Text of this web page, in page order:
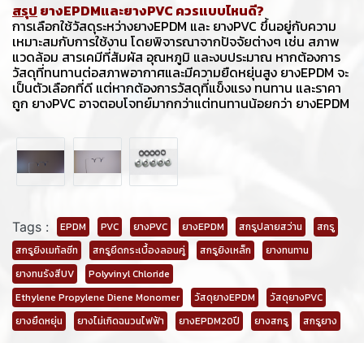
สรุป ยางEPDMและยางPVC ควรแบบไหนดี?
การเลือกใช้วัสดุระหว่างยางEPDM และ ยางPVC ขึ้นอยู่กับความ
เหมาะสมกับการใช้งาน โดยพิจารณาจากปัจจัยต่างๆ เช่น สภาพ
แวดล้อม สารเคมีที่สัมผัส อุณหภูมิ และงบประมาณ หากต้องการ
วัสดุที่ทนทานต่อสภาพอากาศและมีความยืดหยุ่นสูง ยางEPDM จะ
เป็นตัวเลือกที่ดี แต่หากต้องการวัสดุที่แข็งแรง ทนทาน และราคา
ถูก ยางPVC อาจตอบโจทย์มากกว่าแต่ทนทานน้อยกว่า ยางEPDM
Tags : EPDM PVC ยางPVC ยางEPDM สกรูปลายสว่าน
สกรู
สกรูยิงเมทัลชีท
สกรูยึดกระเบื้องลอนคู่ สกรูยิงเหล็ก
ยางทนทาน
ยางทนรังสีUV
Polyvinyl Chloride
Ethylene Propylene Diene Monomer
วัสดุยางEPDM
วัสดุยางPVC
ยางยืดหยุ่น
ยางไม่เกิดฉนวนไฟฟ้า ยางEPDM20ปี ยางสกรู สกรูยาง